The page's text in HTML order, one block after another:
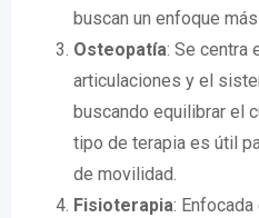
buscan un enfoque
Osteopatía: Se centra
articulaciones y el
buscando equilibrar el
tipo de terapia es útil
de movilidad.
Fisioterapia: